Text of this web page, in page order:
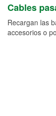
Cables
Recargan las
accesorios o